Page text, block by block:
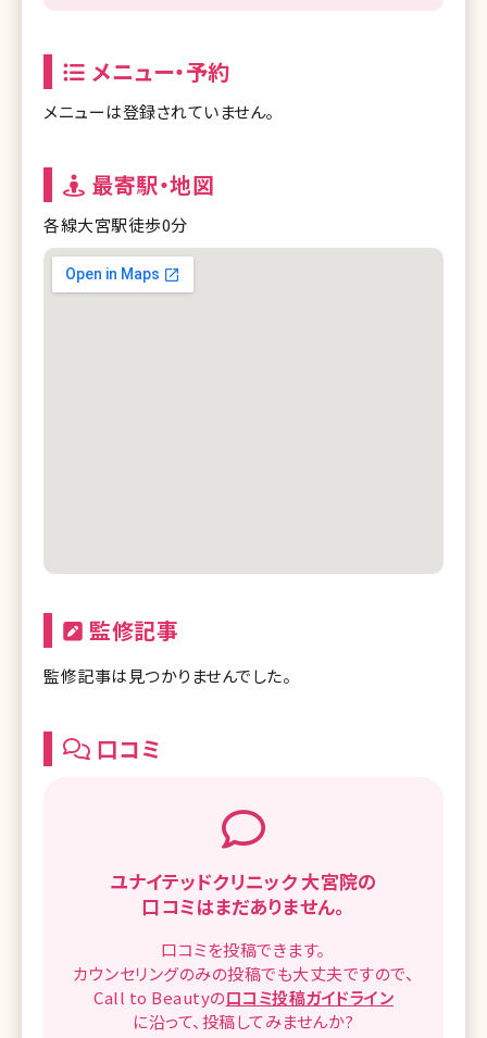
メニュー・予約
メニューは登録されていません。
最寄駅・地図
各線大宮駅徒歩0分
監修記事
監修記事は見つかりませんでした。
口コミ
ユナイテッドクリニック 大宮院の
口コミはまだありません。
口コミを投稿できます。
カウンセリングのみの投稿でも大丈夫ですので、
Call to Beautyの口コミ投稿ガイドライン
に沿って、 投稿してみませんか?